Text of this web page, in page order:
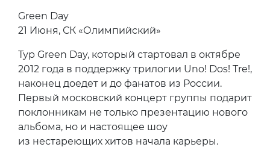
Green Day
21 Июня, СК «Олимпийский»
Тур Green Day, который стартовал в октябре
2012 года в поддержку трилогии Uno! Dos! Tre!,
наконец доедет и до фанатов из России.
Первый московский концерт группы подарит
поклонникам не только презентацию нового
альбома, но и настоящее шоу
из нестареющих хитов начала карьеры.